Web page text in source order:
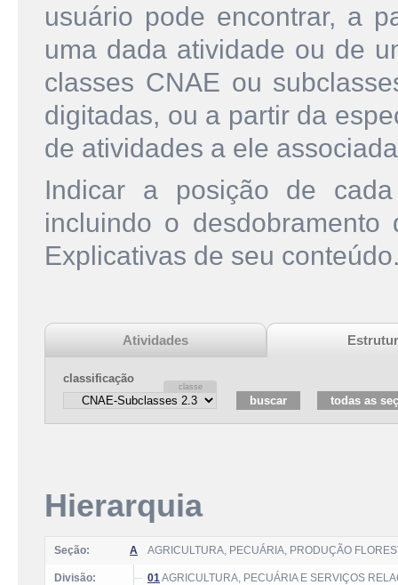
usuário pode encontrar, a
uma dada atividade ou de
classes CNAE ou
digitadas, ou a partir da
de atividades a ele
Indicar a posição de
incluindo o
Explicativas de seu
Atividades
classificação
Hierarquia
Seção: A AGRICULTURA, PECUÁRIA, PRODUÇÃO
Divisão: 01AGRICULTURA, PECUÁRIA E SERVIÇOS